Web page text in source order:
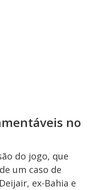
no
do jogo, que
um caso de
ex-Bahia e